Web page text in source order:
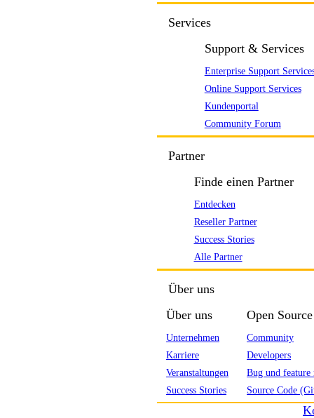
Services
Support & Services
Enterprise Support
Online Support Services
Kundenportal
Community Forum
Partner
Finde einen Partner
Entdecken
Reseller Partner
Success Stories
Alle Partner
Über uns
Über uns
Unternehmen
Karriere
Veranstaltungen
Success Stories
Open Source
Community
Developers
Bug und feature
Source Code